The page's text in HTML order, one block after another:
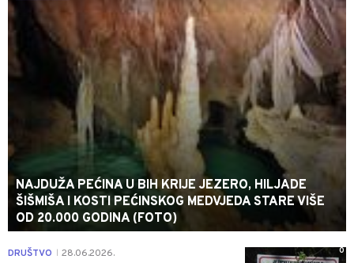
NAJDUŽA PEĆINA U BIH KRIJE JEZERO, HILJADE
ŠIŠMIŠA I KOSTI PEĆINSKOG MEDVJEDA STARE VIŠE
OD 20.000 GODINA (FOTO)
0
DRUŠTVO 28.06.2026.